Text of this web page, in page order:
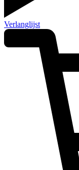
Verlanglijst